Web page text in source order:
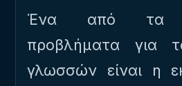
Ένα από τα
προβλήματα για
γλωσσών είναι η